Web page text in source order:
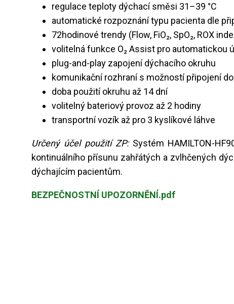
regulace teploty dýchací směsi 31–39 °C
automatické rozpoznání typu pacienta dle
72hodinové trendy (Flow, FiO₂, SpO₂, ROX
volitelná funkce O₂ Assist pro automatickou
plug-and-play zapojení dýchacího okruhu
komunikační rozhraní s možností připojení do
doba použití okruhu až 14 dní
volitelný bateriový provoz až 2 hodiny
transportní vozík až pro 3 kyslíkové láhve
Určený účel použití ZP:Systém HAMILTON-
kontinuálního přísunu zahřátých a zvlhčených
dýchajícím pacientům.
BEZPEČNOSTNÍ UPOZORNĚNÍ.pdf